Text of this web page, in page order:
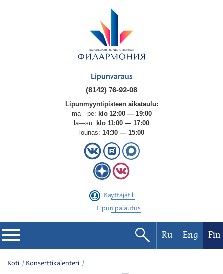
Lipunvaraus
(8142) 76-92-08
Lipunmyyntipisteen aikataulu:
ma—pe: klo 12:00 — 19:00
la—su: klo 11:00 — 17:00
lounas: 14:30 — 15:00
Käyttäjätili
Lipun palautus
Filharmonia
Ru Eng Fin
Koti Konserttikalenteri